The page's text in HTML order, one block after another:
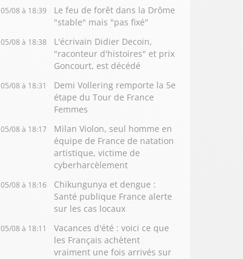
05/08 à 18:39
Le feu de forêt dans la Drôme
"stable" mais "pas fixé"
05/08 à 18:38
L'écrivain Didier Decoin,
"raconteur d'histoires" et prix
Goncourt, est décédé
05/08 à 18:31
Demi Vollering remporte la 5e
étape du Tour de France
Femmes
05/08 à 18:17
Milan Violon, seul homme en
équipe de France de natation
artistique, victime de
cyberharcèlement
05/08 à 18:16
Chikungunya et dengue :
Santé publique France alerte
sur les cas locaux
05/08 à 18:11
Vacances d'été : voici ce que
les Français achètent
vraiment une fois arrivés sur